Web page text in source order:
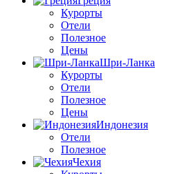
Курорты
Отели
Полезное
Цены
Шри-Ланка
Курорты
Отели
Полезное
Цены
Индонезия
Отели
Полезное
Чехия